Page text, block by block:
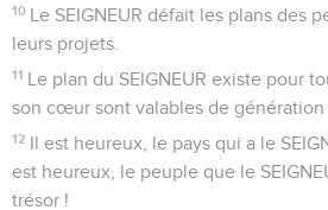
10 Le SEIGNEUR défait les plans des
leurs projets.
11 Le plan du SEIGNEUR existe pour
son cœur sont valables de génération
12 Il est heureux, le pays qui a le
est heureux, le peuple que le
trésor !